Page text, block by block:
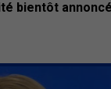
bientôt